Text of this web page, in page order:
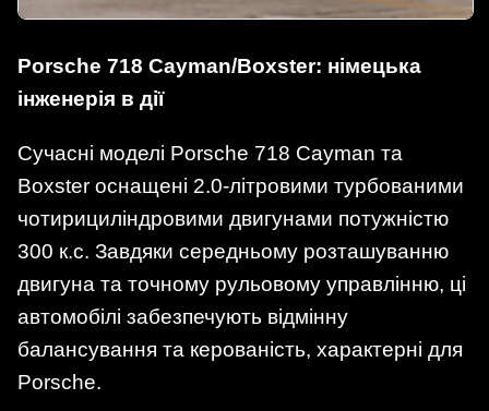
Porsche 718 Cayman/Boxster: німецька
інженерія в дії
Сучасні моделі Porsche 718 Cayman та
Boxster оснащені 2.0-літровими турбованими
чотирициліндровими двигунами потужністю
300 к.с. Завдяки середньому розташуванню
двигуна та точному рульовому управлінню, ці
автомобілі забезпечують відмінну
балансування та керованість, характерні для
Porsche.